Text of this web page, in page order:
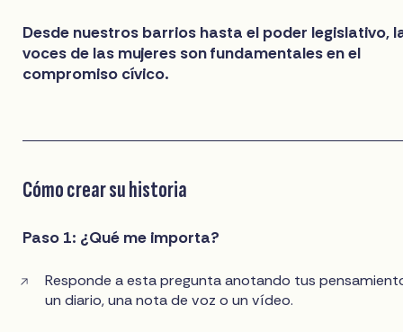
Desde nuestros barrios hasta el poder legislativo,
voces de las mujeres son fundamentales en el
compromiso cívico.
Cómo crear su historia
Paso 1: ¿Qué me importa?
Responde a esta pregunta anotando tus
un diario, una nota de voz o un vídeo.